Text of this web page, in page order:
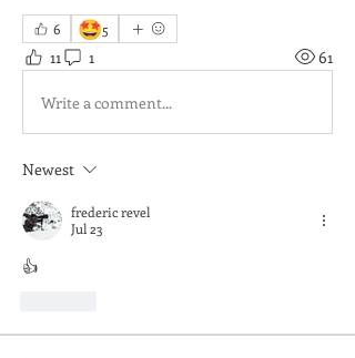
6 🤩5
11 1 61
Write a comment...
Newest
frederic revel
Jul 23
👍